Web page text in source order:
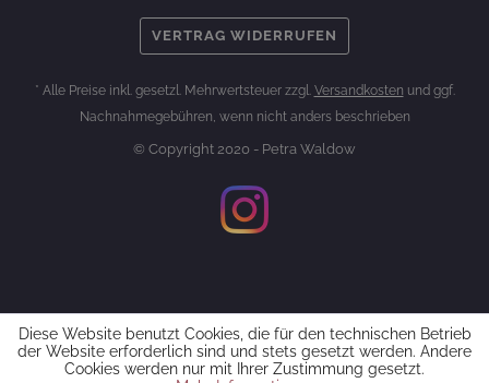
VERTRAG WIDERRUFEN
* Alle Preise inkl. gesetzl. Mehrwertsteuer zzgl. Versandkosten und ggf.
Nachnahmegebühren, wenn nicht anders beschrieben
© Copyright 2020 - Petra Waldow
Diese Website benutzt Cookies, die für den technischen Betrieb
der Website erforderlich sind und stets gesetzt werden. Andere
Cookies werden nur mit Ihrer Zustimmung gesetzt.